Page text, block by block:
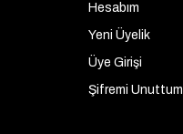
Hesabım
Yeni Üyelik
Üye Girişi
Şifremi Unuttum